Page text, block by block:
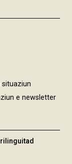
e newsletter